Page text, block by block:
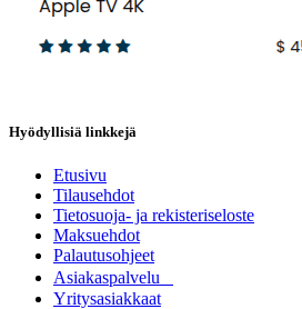
Hyödyllisiä linkkejä
Etusivu
Tilausehdot
Tietosuoja- ja rekisteriseloste
Maksuehdot
Palautusohjeet
Asia​k​aspalvelu
​Yritysasiakkaat